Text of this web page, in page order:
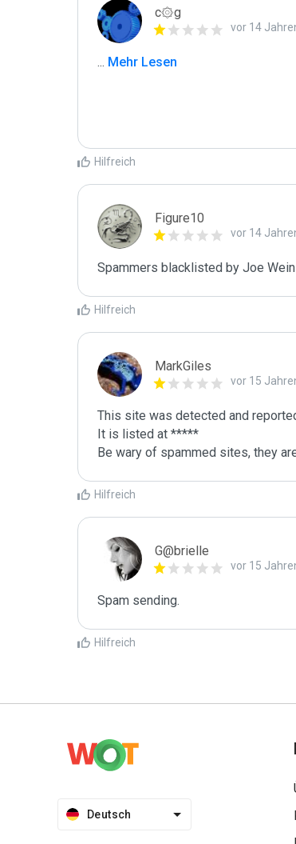
c۞g
vor 14
... Mehr Lesen
Hilfreich
Figure10
vor 14
Spammers blacklisted by Joe Wein
Hilfreich
MarkGiles
vor 15
This site was detected and
It is listed at *****
Be wary of spammed sites, they
Hilfreich
G@brielle
vor 15
Spam sending.
Hilfreich
Deutsch